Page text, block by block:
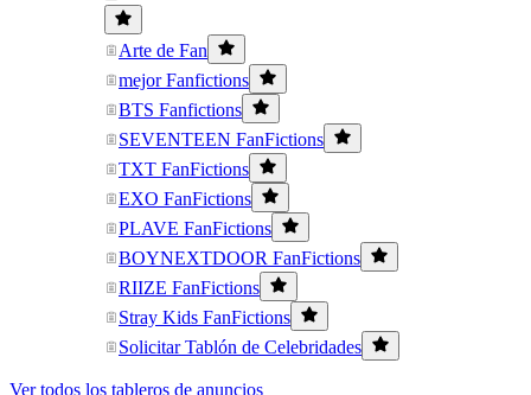
Arte de Fan
mejor Fanfictions
BTS Fanfictions
SEVENTEEN FanFictions
TXT FanFictions
EXO FanFictions
PLAVE FanFictions
BOYNEXTDOOR FanFictions
RIIZE FanFictions
Stray Kids FanFictions
Solicitar Tablón de Celebridades
Ver todos los tableros de anuncios